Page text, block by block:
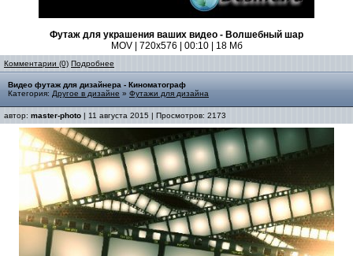
Футаж для украшения ваших видео - Волшебный шар
MOV | 720x576 | 00:10 | 18 Мб
Комментарии (0) Подробнее
Видео футаж для дизайнера - Киноматограф
Категория: Другое в дизайне » Футажи для дизайна
автор: master-photo | 11 августа 2015 | Просмотров: 2173